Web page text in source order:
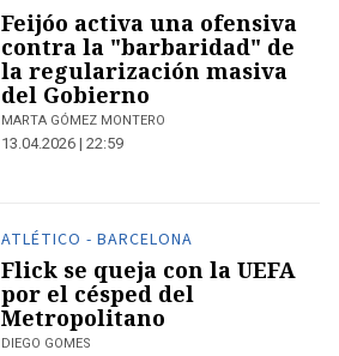
Feijóo activa una ofensiva
contra la "barbaridad" de
la regularización masiva
del Gobierno
MARTA GÓMEZ MONTERO
13.04.2026 | 22:59
ATLÉTICO - BARCELONA
Flick se queja con la UEFA
por el césped del
Metropolitano
DIEGO GOMES